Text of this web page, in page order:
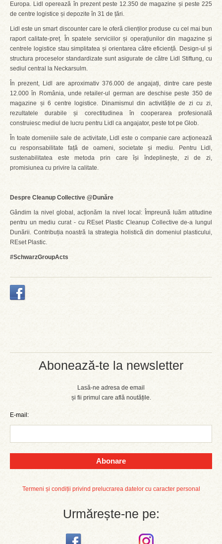
Abonează-te la newsletter
Lasă-ne adresa de email
și fii primul care află noutățile.
E-mail:
Abonare
Termeni și condiții privind prelucrarea datelor cu caracter personal
Urmărește-ne pe:
Europa. Lidl operează în prezent peste 12.350 de magazine și peste 225
de centre logistice și depozite în 31 de țări.
Lidl este un smart discounter care le oferă clienților produse cu cel mai bun
raport calitate-preț. În spatele serviciilor și operațiunilor din magazine și
centrele logistice stau simplitatea și orientarea către eficiență. Design-ul și
structura proceselor standardizate sunt asigurate de către Lidl Stiftung, cu
sediul central la Neckarsulm.
În prezent, Lidl are aproximativ 376.000 de angajați, dintre care peste
12.000 în România, unde retailer-ul german are deschise peste 350 de
magazine și 6 centre logistice. Dinamismul din activitățile de zi cu zi,
rezultatele durabile și corectitudinea în cooperarea profesională
construiesc mediul de lucru pentru Lidl ca angajator, peste tot pe Glob.
În toate domeniile sale de activitate, Lidl este o companie care acționează
cu responsabilitate față de oameni, societate și mediu. Pentru Lidl,
sustenabilitatea este metoda prin care își îndeplinește, zi de zi,
promisiunea cu privire la calitate.
Despre Cleanup Collective @Dunăre
Gândim la nivel global, acționăm la nivel local: Împreună luăm atitudine
pentru un mediu curat - cu REset Plastic Cleanup Collective de-a lungul
Dunării. Contribuția noastră la strategia holistică din domeniul plasticului,
REset Plastic.
#SchwarzGroupActs